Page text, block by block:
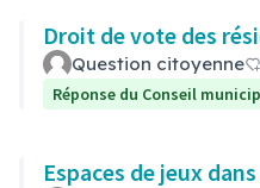
Droit de vote des
Question citoyenne
Réponse du Conseil
Espaces de jeux